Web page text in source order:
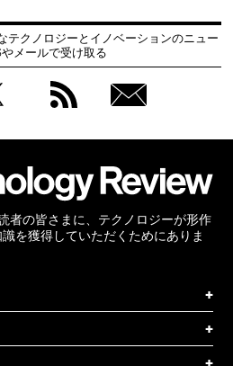
テクノロジーとイノベーションのニュー
やメールで受け取る
者の皆さまに、テクノロジーが形作
を獲得していただくためにありま
+
+